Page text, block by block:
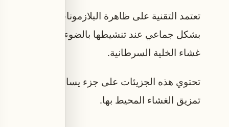
تعتمد التقنية على ظاهرة البلازمونات الجزيئية،
بشكل جماعي عند تنشيطها بالضوء، مما يحرك
غشاء الخلية السرطانية.
تحتوي هذه الجزيئات على جزء يساعدها على الالتصاق
تمزيق الغشاء المحيط بها.